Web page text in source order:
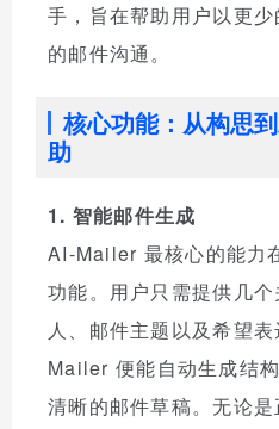
手，旨在帮助用户以更
的邮件沟通。
核心功能：从构思
助
1. 智能邮件生成
AI-Mailer 最核心的能力
功能。用户只需提供几
人、邮件主题以及希望
Mailer 便能自动生成结
清晰的邮件草稿。无论